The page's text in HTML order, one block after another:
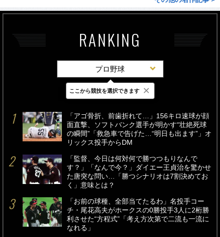
RANKING
プロ野球
最新 24時間 週間
「アゴ骨折、前歯折れて…」156キロ速球が顔
面直撃、ソフトバンク選手が明かす“壮絶死球
の瞬間”「救急車で告げた…“明日も出ます”」オ
リックス投手からDM
「監督、今日は何対何で勝つつもりなんで
す？」「なんで今？」ダイエー王貞治を驚かせ
た唐突な問い…「勝つシナリオは7割決めてお
く」意味とは？
「お前の球種、全部当てたるわ」名投手コー
チ・尾花高夫がホークスの0勝投手3人に2桁勝
利させた“方程式”「考え方次第で二流も一流に
なれる」
ここから競技を選択できます ×